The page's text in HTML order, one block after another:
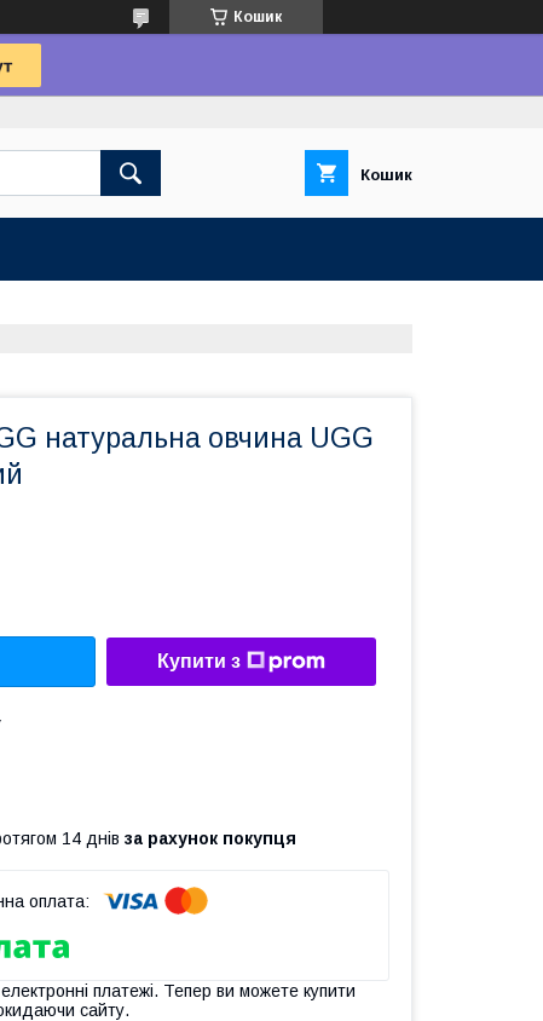
Кошик
Кошик
натуральна овчина UGG
Купити з
14 днів за рахунок покупця
електронні платежі. Тепер ви можете купити
сайту.